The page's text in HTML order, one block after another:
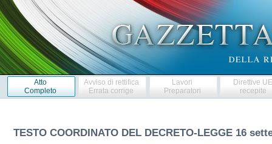
Atto
Completo
Avviso di rettifica
Errata corrige
Lavori
Preparatori
Direttive
recepite
TESTO COORDINATO DEL DECRETO-LEGGE 16